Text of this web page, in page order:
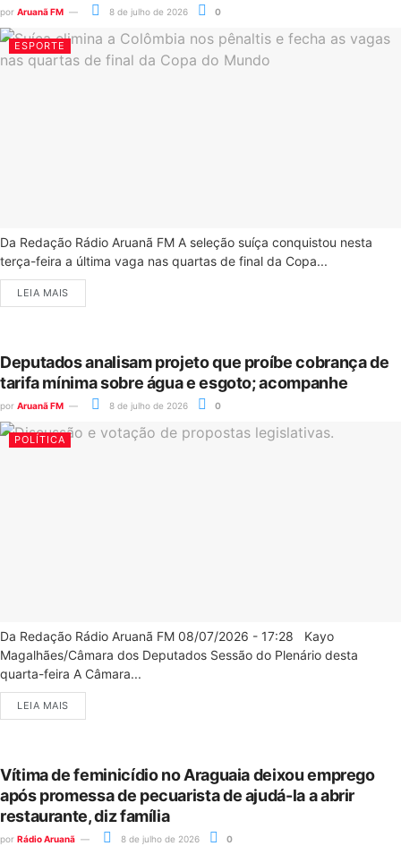
por Aruanã FM 8 de julho de 2026 0
ESPORTE
Da Redação Rádio Aruanã FM A seleção suíça conquistou nesta
terça-feira a última vaga nas quartas de final da Copa...
LEIA MAIS
Deputados analisam projeto que proíbe cobrança de
tarifa mínima sobre água e esgoto; acompanhe
por Aruanã FM 8 de julho de 2026 0
POLÍTICA
Da Redação Rádio Aruanã FM 08/07/2026 - 17:28 Kayo
Magalhães/Câmara dos Deputados Sessão do Plenário desta
quarta-feira A Câmara...
LEIA MAIS
Vítima de feminicídio no Araguaia deixou emprego
após promessa de pecuarista de ajudá-la a abrir
restaurante, diz família
por Rádio Aruanã 8 de julho de 2026 0